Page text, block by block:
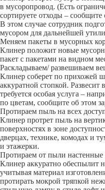
в мусоропровод. (Есть
сортируете отходы –
В этом случае сотрудник
мусором для дальнейшей
Меняем пакеты в мусорных
Клинер положит новые
пакет с пакетами на видном
Раскладываем/ развешиваем
Клинер соберет по прихожей
аккуратной стопкой.
требуется особая услуга –
по цветам, сообщите об этом
Протираем пыль на всех
Клинер протрет пыль на
поверхностях в зоне
дверцах, технике, комодах и
и этажерки.
Протираем от пыли настенные
Клинер аккуратно обеспылит
учитывая материал
протирать мокрой тряпкой